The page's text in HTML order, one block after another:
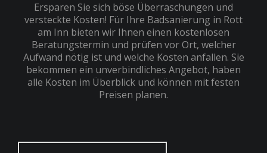
Ersparen Sie sich böse Überraschungen und
versteckte Kosten! Für Ihre Badsanierung in Rott
am Inn bieten wir Ihnen einen kostenlosen
Beratungstermin und prüfen vor Ort, welcher
Aufwand nötig ist und welche Kosten anfallen. Sie
bekommen ein unverbindliches Angebot, haben
alle Kosten im Überblick und können mit festen
Preisen planen.